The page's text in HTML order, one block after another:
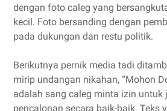
dengan foto caleg yang
kecil. Foto bersanding dengan
pada dukungan dan restu politik.
Berikutnya pernik media tadi
mirip undangan nikahan, “Mohon
adalah sang caleg minta izin untuk
pencalonan secara baik-baik. Teks